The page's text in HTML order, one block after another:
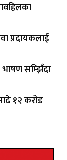
प्रदायकलाई
सम्झिँदा
१२ करोड